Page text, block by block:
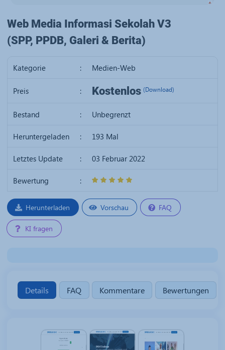
Web Media Informasi Sekolah V3
(SPP, PPDB, Galeri & Berita)
Kategorie : Medien-Web
Preis :
IDR
Kostenlos (Download)
Bestand : Unbegrenzt
Heruntergeladen : 193 Mal
Letztes Update : 03 Februar 2022
Bewertung :
5
Herunterladen Vorschau FAQ
KI fragen
Details FAQ Kommentare Bewertungen